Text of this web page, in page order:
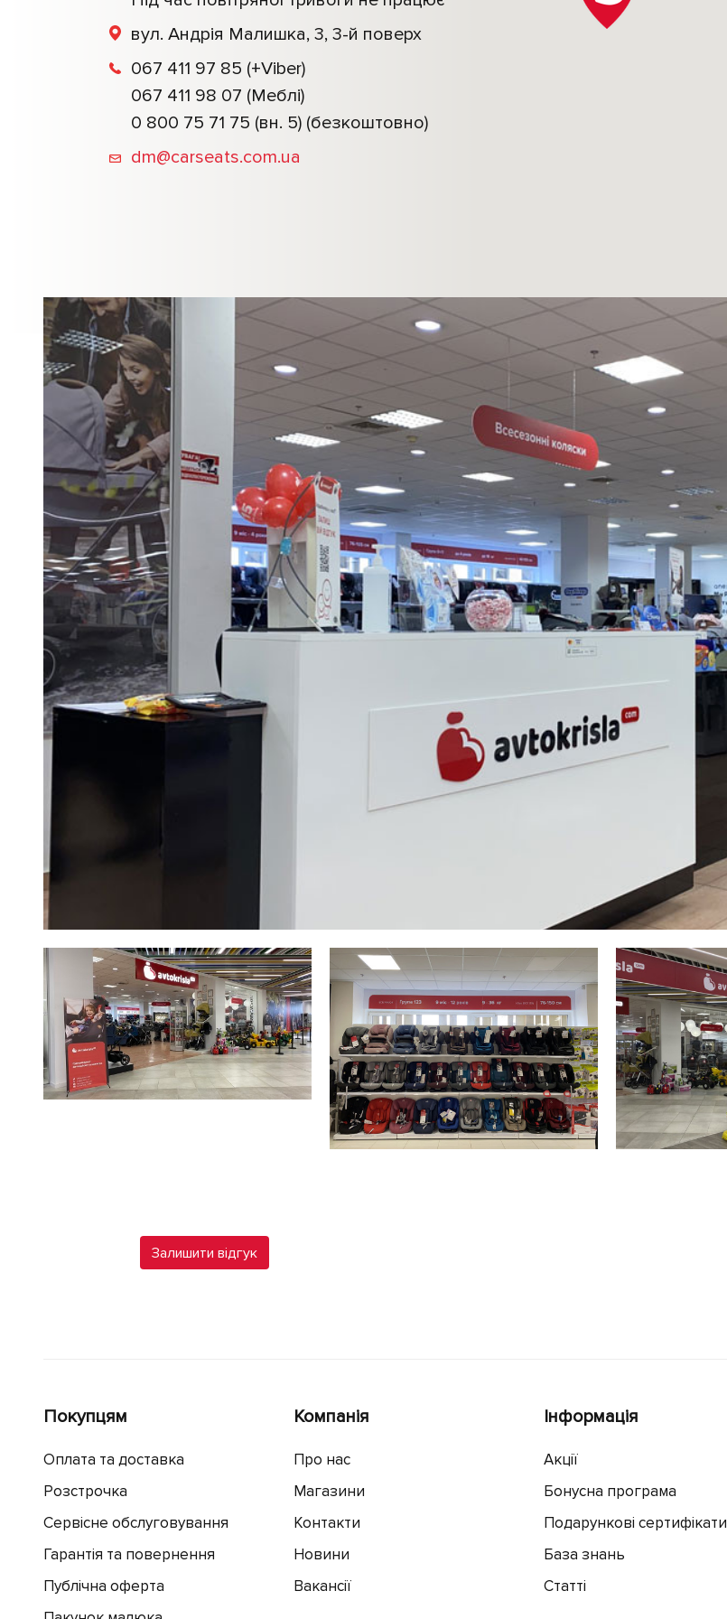
вул. Андрія Малишка, 3, 3-й поверх
067 411 97 85 (+Viber)
067 411 98 07 (Меблі)
0 800 75 71 75 (вн. 5)(безкоштовно)
dm@carseats.com.ua
Залишити відгук
Покупцям
Оплата та доставка
Розстрочка
Сервісне обслуговування
Гарантія та повернення
Публічна оферта
Компанія
Про нас
Магазини
Контакти
Новини
Вакансії
Інформація
Акції
Бонусна програма
Подарункові сертифікати
База знань
Статті